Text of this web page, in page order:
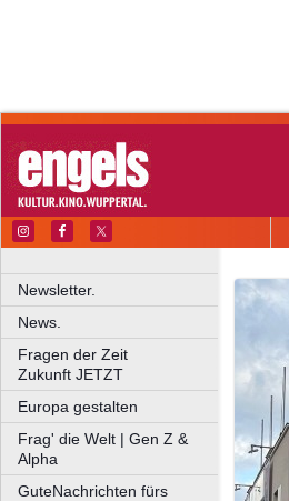
Newsletter.
News.
Fragen der Zeit
Zukunft JETZT
Europa gestalten
Frag' die Welt | Gen Z &
Alpha
GuteNachrichten fürs